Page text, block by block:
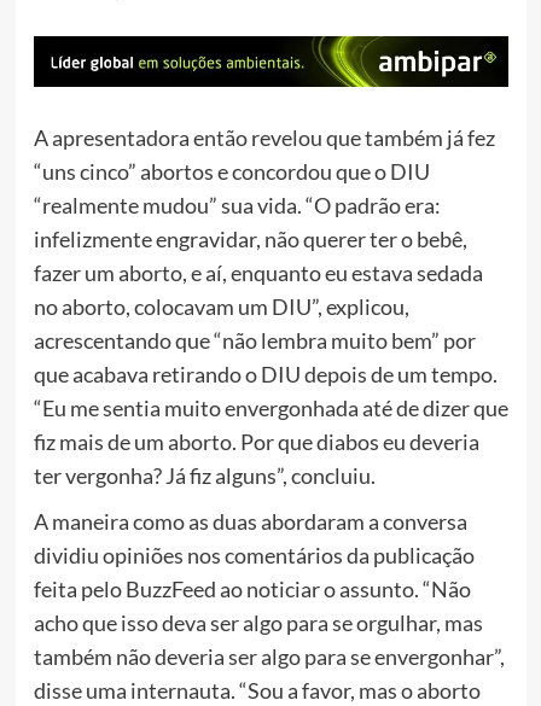
A apresentadora então revelou que também já fez
“uns cinco” abortos e concordou que o DIU
“realmente mudou” sua vida. “O padrão era:
infelizmente engravidar, não querer ter o bebê,
fazer um aborto, e aí, enquanto eu estava sedada
no aborto, colocavam um DIU”, explicou,
acrescentando que “não lembra muito bem” por
que acabava retirando o DIU depois de um tempo.
“Eu me sentia muito envergonhada até de dizer que
fiz mais de um aborto. Por que diabos eu deveria
ter vergonha? Já fiz alguns”, concluiu.
A maneira como as duas abordaram a conversa
dividiu opiniões nos comentários da publicação
feita pelo BuzzFeed ao noticiar o assunto. “Não
acho que isso deva ser algo para se orgulhar, mas
também não deveria ser algo para se envergonhar”,
disse uma internauta. “Sou a favor, mas o aborto